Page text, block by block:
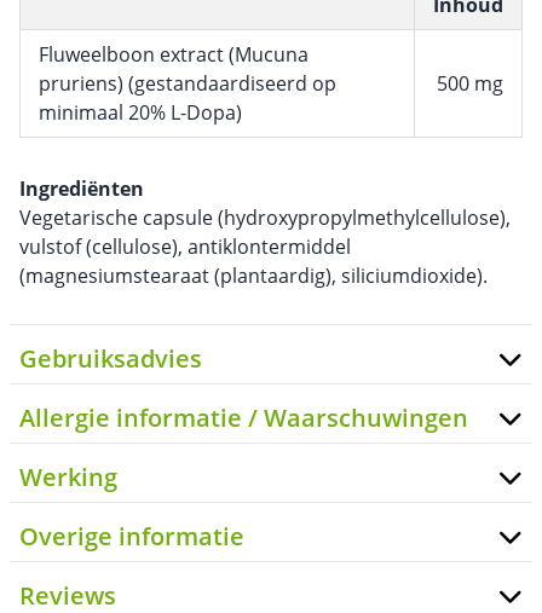
Fluweelboon extract (Mucuna
pruriens) (gestandaardiseerd op
minimaal 20% L-Dopa)
500 mg
Ingrediënten
Vegetarische capsule (hydroxypropylmethylcellulose),
vulstof (cellulose), antiklontermiddel
(magnesiumstearaat (plantaardig), siliciumdioxide).
Gebruiksadvies
Allergie informatie / Waarschuwingen
Werking
Overige informatie
Reviews